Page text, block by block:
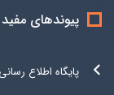
پیوندهای مفید
پایگاه اطلاع